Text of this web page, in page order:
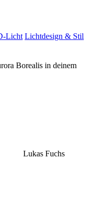
Licht Lichtdesign & Stil
Borealis in deinem
Lukas Fuchs